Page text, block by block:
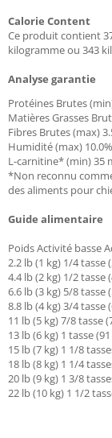
Calorie Content
Ce produit contient
kilogramme ou 343
Analyse garantie
Protéines Brutes
Matières Grasses
Fibres Brutes (max)
Humidité (max) 10.0%
L-carnitine* (min) 35
*Non reconnu
des aliments pour
Guide alimentaire
Poids Activité basse
2.2 lb (1 kg) 1/4 tasse
4.4 lb (2 kg) 1/2 tasse
6.6 lb (3 kg) 5/8 tasse
8.8 lb (4 kg) 3/4 tasse
11 lb (5 kg) 7/8 tasse
13 lb (6 kg) 1 tasse
15 lb (7 kg) 1 1/8
18 lb (8 kg) 1 1/4
20 lb (9 kg) 1 3/8
22 lb (10 kg) 1 1/2